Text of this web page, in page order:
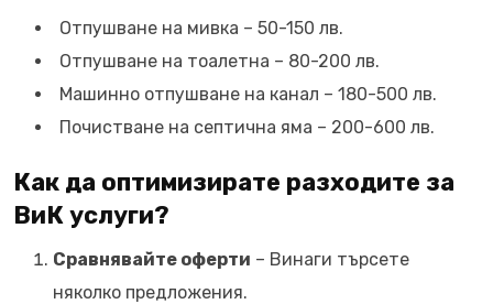
Отпушване на мивка – 50-150 лв.
Отпушване на тоалетна – 80-200 лв.
Машинно отпушване на канал – 180-500 лв.
Почистване на септична яма – 200-600 лв.
Как да оптимизирате разходите за
ВиК услуги?
Сравнявайте оферти – Винаги търсете
няколко предложения.